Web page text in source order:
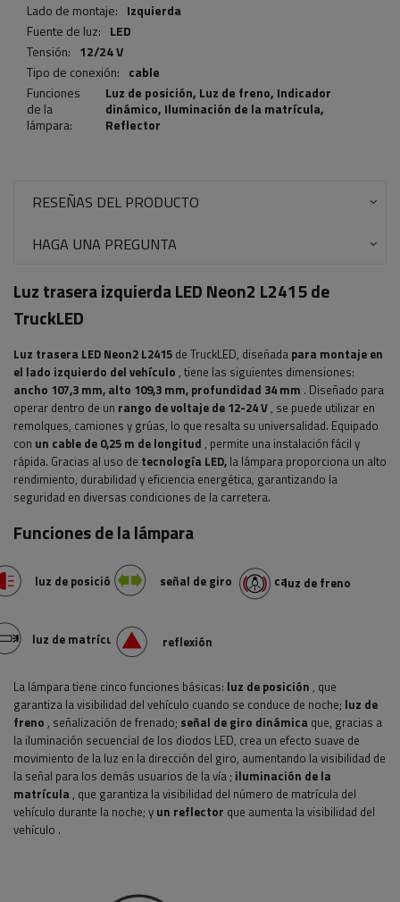
Lado de montaje: Izquierda
Fuente de luz: LED
Tensión: 12/24 V
Tipo de conexión: cable
Funciones
de la
lámpara:
Luz de posición, Luz de freno, Indicador
dinámico, Iluminación de la matrícula,
Reflector
RESEÑAS DEL PRODUCTO
HAGA UNA PREGUNTA
Luz trasera izquierda LED Neon2 L2415 de
TruckLED
Luz trasera LED Neon2 L2415 de TruckLED, diseñada para montaje en
el lado izquierdo del vehículo , tiene las siguientes dimensiones:
ancho 107,3 ​​mm, alto 109,3 mm, profundidad 34 mm . Diseñado para
operar dentro de un rango de voltaje de 12-24 V, se puede utilizar en
remolques, camiones y grúas, lo que resalta su universalidad. Equipado
con un cable de 0,25 m de longitud , permite una instalación fácil y
rápida. Gracias al uso de tecnología LED, la lámpara proporciona un alto
rendimiento, durabilidad y eficiencia energética, garantizando la
seguridad en diversas condiciones de la carretera.
Funciones de la lámpara
luz de posición
luz de matrícula
señal de giro dinámica
reflexión
luz de freno
La lámpara tiene cinco funciones básicas: luz de posición , que
garantiza la visibilidad del vehículo cuando se conduce de noche; luz de
freno , señalización de frenado; señal de giro dinámica que, gracias a
la iluminación secuencial de los diodos LED, crea un efecto suave de
movimiento de la luz en la dirección del giro, aumentando la visibilidad de
la señal para los demás usuarios de la vía; iluminación de la
matrícula , que garantiza la visibilidad del número de matrícula del
vehículo durante la noche; y un reflector que aumenta la visibilidad del
vehículo .